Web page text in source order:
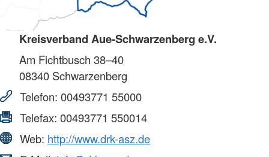
Kreisverband Aue-Schwarzenberg e.V.
Am Fichtbusch 38–40
08340 Schwarzenberg
Telefon: 00493771 55000
Telefax: 00493771 550014
Web: http://www.drk-asz.de